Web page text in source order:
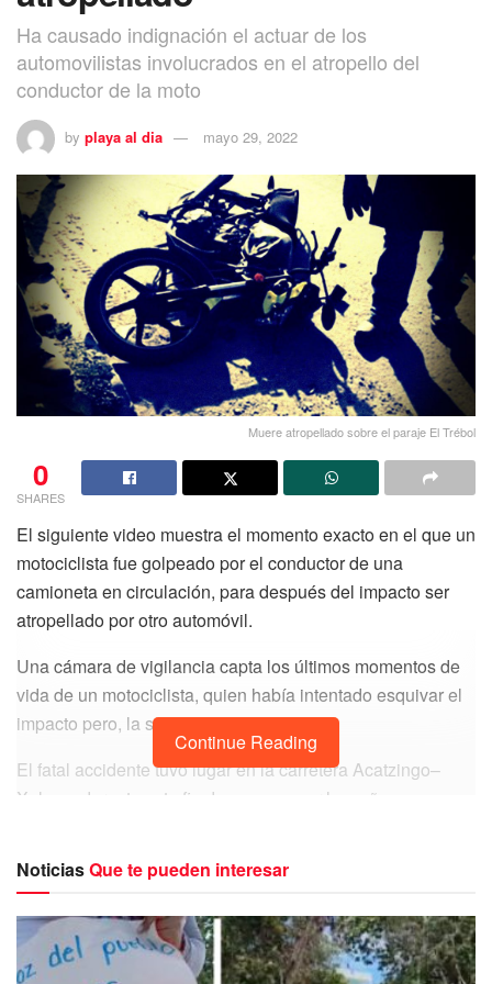
Ha causado indignación el actuar de los
automovilistas involucrados en el atropello del
conductor de la moto
by playa al dia mayo 29, 2022
Muere atropellado sobre el paraje El Trébol
0
SHARES
El siguiente video muestra el momento exacto en el que un
motociclista fue golpeado por el conductor de una
camioneta en circulación, para después del impacto ser
atropellado por otro automóvil.
Una cámara de vigilancia capta los últimos momentos de
vida de un motociclista, quien había intentado esquivar el
impacto pero, la suerte no le acompañó.
El fatal accidente tuvo lugar en la carretera Acatzingo–
Xalapa, durante este fin de semana por la mañana en un
La indignación ante la fatal muerte del conductor de la
motocicleta ha crecido entre los usuarios de redes
sociales, quienes señalan el actuar del automovilista al
acelerar su camioneta y no intentar detener el impacto
Continue Reading
NoticiasQue te pueden interesar